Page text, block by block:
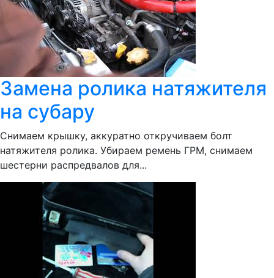
Замена ролика натяжителя
на субару
Снимаем крышку, аккуратно откручиваем болт
натяжителя ролика. Убираем ремень ГРМ, снимаем
шестерни распредвалов для...